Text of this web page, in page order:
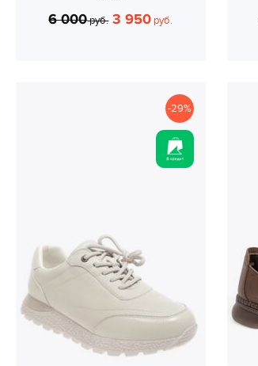
6 000руб. 3 950 руб.
-29%